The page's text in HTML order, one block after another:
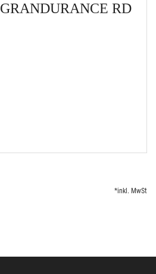
GRANDURANCE RD
*inkl. MwSt